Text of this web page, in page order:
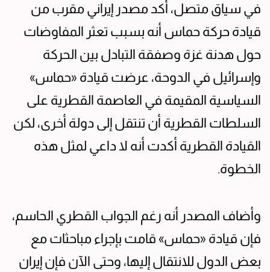
في سياق متصل، أكد مصدر إيراني مقرب من
قيادة حركة حماس أنه بسبب تعثر المفاوضات
حول هدنة غزة وصفقة التبادل بين الحركة
وإسرائيل في الدوحة، عرضت قيادة «حماس»
السياسية المقيمة في العاصمة القطرية على
السلطات القطرية أن تنتقل إلى دولة أخرى، لكن
القيادة القطرية أكدت أنه لا داعي لمثل هذه
الخطوة.
وأضاف المصدر أنه رغم الجواب القطري الحاسم،
فإن قيادة «حماس» قامت بإجراء مباحثات مع
بعض الدول للانتقال إليها، وحتى الآن فإن إيران